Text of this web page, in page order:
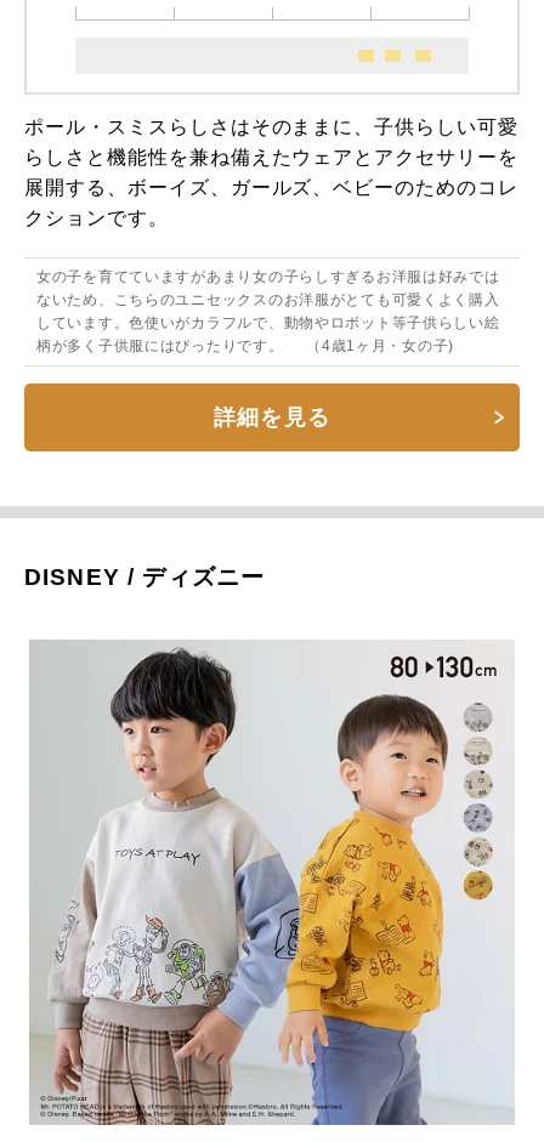
ポール・スミスらしさはそのままに、子供らしい可愛
らしさと機能性を兼ね備えたウェアとアクセサリーを
展開する、ボーイズ、ガールズ、ベビーのためのコレ
クションです。
女の子を育てていますがあまり女の子らしすぎるお洋服は好みでは
ないため、こちらのユニセックスのお洋服がとても可愛くよく購入
しています。色使いがカラフルで、動物やロボット等子供らしい絵
柄が多く子供服にはぴったりです。 （4歳1ヶ月・女の子)
詳細を見る
DISNEY / ディズニー